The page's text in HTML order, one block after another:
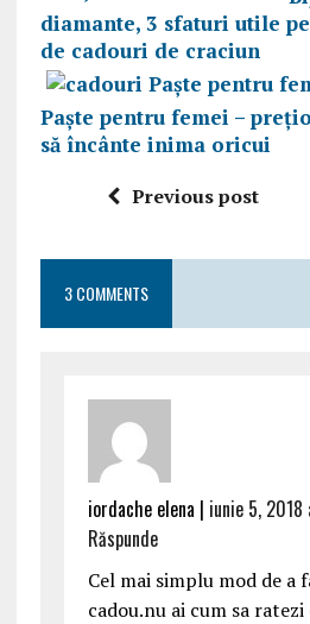
diamante, 3 sfaturi utile
de cadouri de craciun
Paşte pentru femei –
să încânte inima oricui
Previous post
3 COMMENTS
iordache elena | iunie 5,
Răspunde
Cel mai simplu mod de a
cadou.nu ai cum sa ratezi